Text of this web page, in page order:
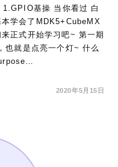
基操 当你看过 白
学会了MDK5+CubeMX
正式开始学习吧~ 第一期
就是点亮一个灯~ 什么
2020年5月15日